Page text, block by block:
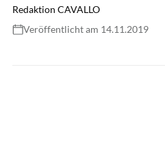
Redaktion CAVALLO
Veröffentlicht am 14.11.2019